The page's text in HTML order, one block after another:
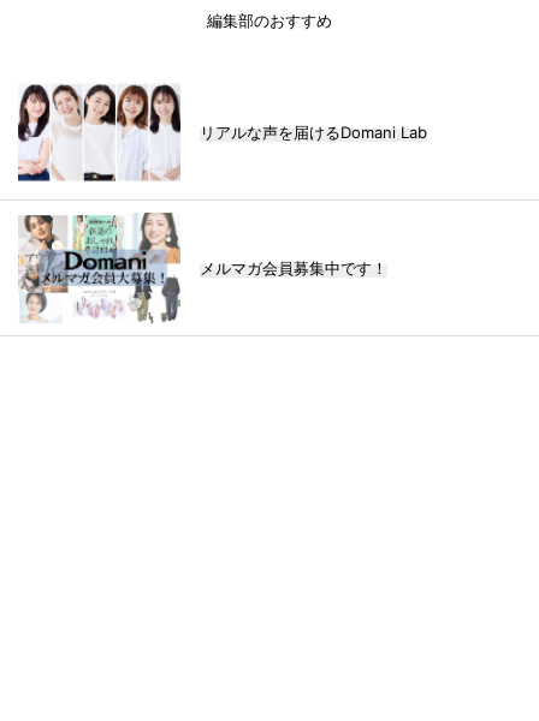
編集部のおすすめ
リアルな声を届けるDomani Lab
メルマガ会員募集中です！